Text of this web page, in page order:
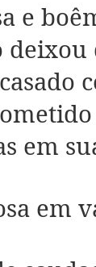
e
em
em